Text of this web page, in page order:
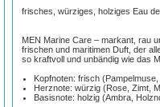
frisches, würziges, holziges Eau
MEN Marine Care – markant, rau
frischen und maritimen Duft, der
so kraftvoll und unbändig wie das
Kopfnoten: frisch
Herznote: würzig (Rose, Zimt,
Basisnote: holzig (Ambra,